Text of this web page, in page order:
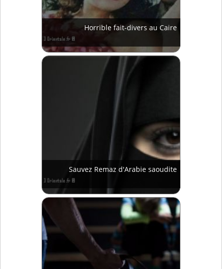
Horrible fait-divers au Caire
Sauvez Remaz d'Arabie saoudite